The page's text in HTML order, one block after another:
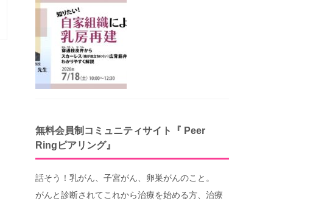
塾）
無料会員制コミュニティサイト『 Peer
Ringピアリング』
話そう！乳がん、子宮がん、卵巣がんのこと。
がんと診断されてこれから治療を始める方、治療